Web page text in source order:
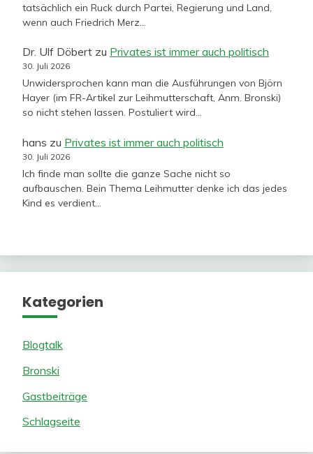
tatsächlich ein Ruck durch Partei, Regierung und Land,
wenn auch Friedrich Merz…
Dr. Ulf Döbert zu Privates ist immer auch politisch
30. Juli 2026
Unwidersprochen kann man die Ausführungen von Björn
Hayer (im FR-Artikel zur Leihmutterschaft, Anm. Bronski)
so nicht stehen lassen. Postuliert wird…
hans zu Privates ist immer auch politisch
30. Juli 2026
Ich finde man sollte die ganze Sache nicht so
aufbauschen. Bein Thema Leihmutter denke ich das jedes
Kind es verdient…
Kategorien
Blogtalk
Bronski
Gastbeiträge
Schlagseite